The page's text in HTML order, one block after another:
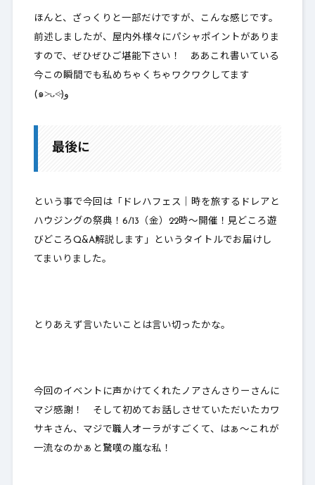
ほんと、ざっくりと一部だけですが、こんな感じです。
前述しましたが、屋内外様々にパシャポイントがありま
すので、ぜひぜひご堪能下さい！ ああこれ書いている
今この瞬間でも私めちゃくちゃワクワクしてます
(๑˃̵ᴗ˂̵)و
最後に
という事で今回は「ドレハフェス｜時を旅するドレアと
ハウジングの祭典！6/13（金）22時～開催！見どころ遊
びどころQ&A解説します」というタイトルでお届けし
てまいりました。
とりあえず言いたいことは言い切ったかな。
今回のイベントに声かけてくれたノアさんさりーさんに
マジ感謝！ そして初めてお話しさせていただいたカワ
サキさん、マジで職人オーラがすごくて、はぁ～これが
一流なのかぁと驚嘆の嵐な私！